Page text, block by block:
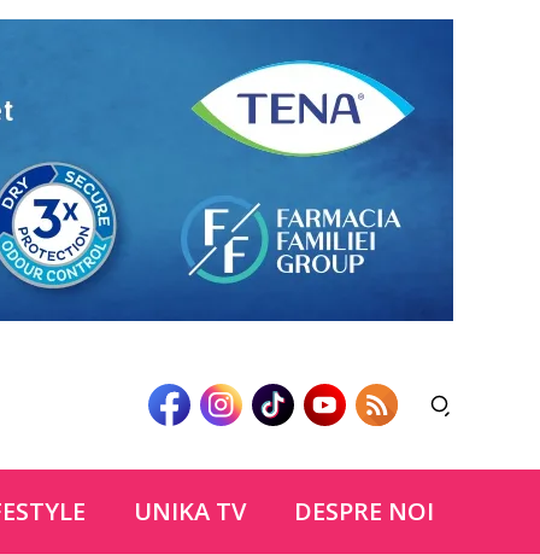
UNIKA TV DESPRE NOI